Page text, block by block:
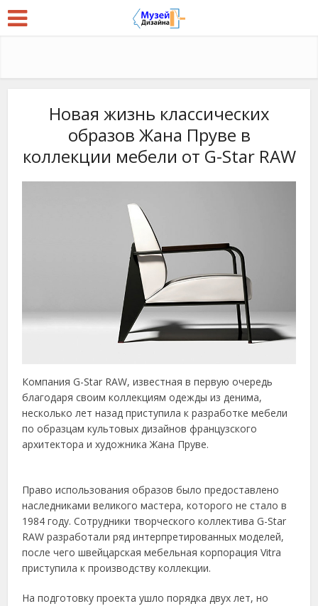
Новая жизнь классических
образов Жана Пруве в
коллекции мебели от G-Star RAW
Компания G-Star RAW, известная в первую очередь
благодаря своим коллекциям одежды из денима,
несколько лет назад приступила к разработке мебели
по образцам культовых дизайнов французского
архитектора и художника Жана Пруве.
Право использования образов было предоставлено
наследниками великого мастера, которого не стало в
1984 году. Сотрудники творческого коллектива G-Star
RAW разработали ряд интерпретированных моделей,
после чего швейцарская мебельная корпорация Vitra
приступила к производству коллекции.
На подготовку проекта ушло порядка двух лет, но